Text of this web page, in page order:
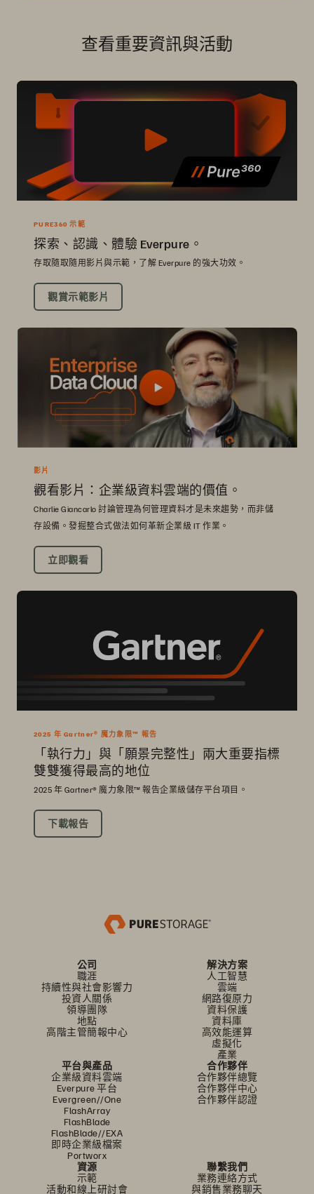
查看重要資訊與活動
PURE360 示範
探索、認識、體驗 Everpure。
存取隨取隨用影片與示範，了解 Everpure 的強大功效。
觀賞示範影片
影片
觀看影片：企業級資料雲端的價值。
Charlie Giancarlo 討論管理為何管理資料才是未來趨勢，而非儲
存設備。發掘整合式做法如何革新企業級 IT 作業。
立即觀看
2025 年 Gartner® 魔力象限™ 報告
「執行力」與「願景完整性」兩大重要指標
雙雙獲得最高的地位
2025 年 Gartner® 魔力象限™ 報告企業級儲存平台項目。
下載報告
公司
職涯
持續性與社會影響力
投資人關係
領導團隊
地點
高階主管簡報中心
解決方案
人工智慧
雲端
網路復原力
資料保護
資料庫
高效能運算
虛擬化
產業
平台與產品
企業級資料雲端
Everpure 平台
Evergreen//One
FlashArray
FlashBlade
FlashBlade//EXA
即時企業級檔案
Portworx
合作夥伴
合作夥伴總覽
合作夥伴中心
合作夥伴認證
資源
示範
活動和線上研討會
聯繫我們
業務連絡方式
與銷售業務聊天